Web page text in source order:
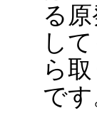
る
し
ら
です